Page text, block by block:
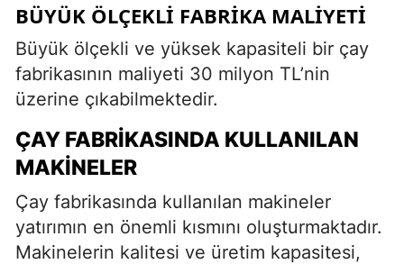
BÜYÜK ÖLÇEKLI FABRIKA MALIYETI
Büyük ölçekli ve yüksek kapasiteli bir çay
fabrikasının maliyeti 30 milyon TL’nin
üzerine çıkabilmektedir.
ÇAY FABRIKASINDA KULLANILAN
MAKINELER
Çay fabrikasında kullanılan makineler
yatırımın en önemli kısmını oluşturmaktadır.
Makinelerin kalitesi ve üretim kapasitesi,